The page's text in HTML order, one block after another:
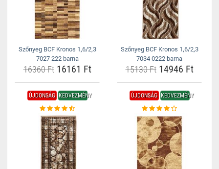
Szőnyeg BCF Kronos 1,6/2,3
7027 222 barna
16360 Ft16161 Ft
Szőnyeg BCF Kronos 1,6/2,3
7034 0222 barna
15130 Ft14946 Ft
ÚJDONSÁG KEDVEZMÉNY ÚJDONSÁG KEDVEZMÉNY